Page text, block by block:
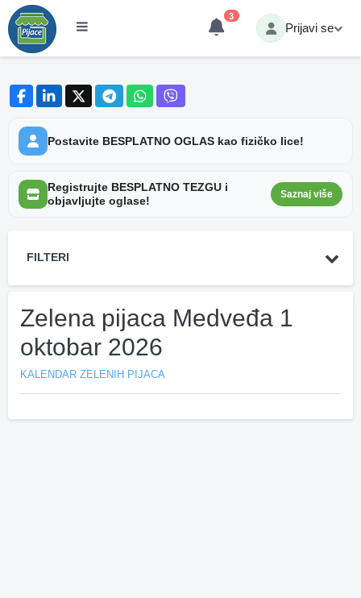
3
Prijavi se
Postavite BESPLATNO OGLAS kao fizičko lice!
Registrujte BESPLATNO TEZGU i
objavljujte oglase!
Saznaj više
FILTERI
Zelena pijaca Medveđa 1
oktobar 2026
KALENDAR ZELENIH PIJACA